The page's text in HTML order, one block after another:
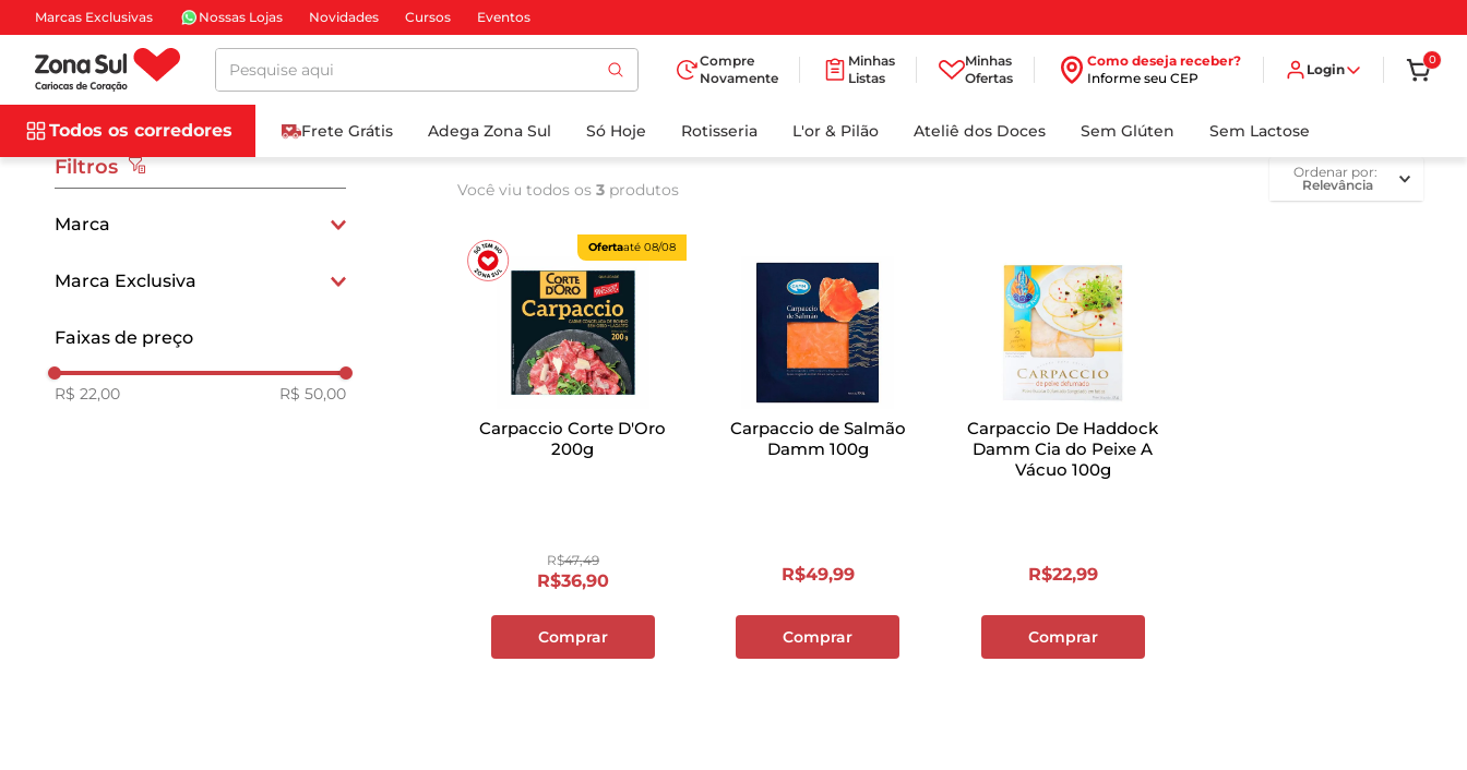
Marcas Exclusivas Nossas Lojas Novidades Cursos Eventos
Pesquise aqui
Compre
Novamente
Minhas
Listas
Minhas
Ofertas
Como deseja receber?
Informe seu CEP
Login
0
Todos os corredores Frete Grátis Adega Zona Sul Só Hoje Rotisseria L'or & Pilão Ateliê dos Doces Sem Glúten Sem Lactose
Filtros
Marca
CIA DO PEIXE
Marca Exclusiva
Faixas de preço
R$ 22,00 R$ 50,00
Você viu todos os3 produtos
ordenar por
Relevância
Ofertaaté 08/08
Carpaccio Corte D'Oro
200g
R$47,49
R$36,90
Comprar
Carpaccio de Salmão
Damm 100g
R$49,99
Comprar
Carpaccio De Haddock
Damm Cia do Peixe A
Vácuo 100g
R$22,99
Comprar
BUSCADOS
3º
8
biscoito